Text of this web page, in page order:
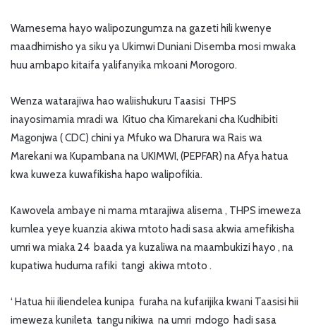
Wamesema hayo walipozungumza na gazeti hili kwenye
maadhimisho ya siku ya Ukimwi Duniani Disemba mosi mwaka
huu ambapo kitaifa yalifanyika mkoani Morogoro.
Wenza watarajiwa hao waliishukuru Taasisi THPS
inayosimamia mradi wa Kituo cha Kimarekani cha Kudhibiti
Magonjwa ( CDC) chini ya Mfuko wa Dharura wa Rais wa
Marekani wa Kupambana na UKIMWI, (PEPFAR) na Afya hatua
kwa kuweza kuwafikisha hapo walipofikia.
Kawovela ambaye ni mama mtarajiwa alisema , THPS imeweza
kumlea yeye kuanzia akiwa mtoto hadi sasa akwia amefikisha
umri wa miaka 24 baada ya kuzaliwa na maambukizi hayo , na
kupatiwa huduma rafiki tangi akiwa mtoto .
‘ Hatua hii iliendelea kunipa furaha na kufarijika kwani Taasisi hii
imeweza kunileta tangu nikiwa na umri mdogo hadi sasa